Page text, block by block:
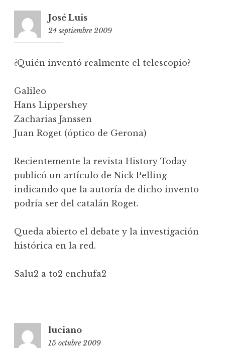
José Luis
24 septiembre 2009
¿Quién inventó realmente el telescopio?
Galileo
Hans Lippershey
Zacharias Janssen
Juan Roget (óptico de Gerona)
Recientemente la revista History Today
publicó un artículo de Nick Pelling
indicando que la autoría de dicho invento
podría ser del catalán Roget.
Queda abierto el debate y la investigación
histórica en la red.
Salu2 a to2 enchufa2
luciano
15 octubre 2009